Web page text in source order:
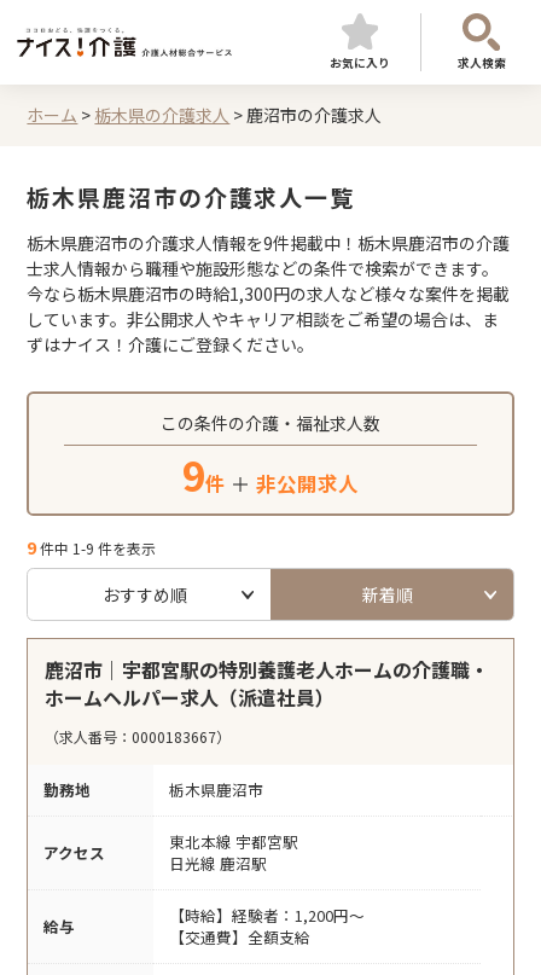
お気に入り 求人検索
ホーム > 栃木県の介護求人 >鹿沼市の介護求人
栃木県鹿沼市の介護求人一覧
栃木県鹿沼市の介護求人情報を9件掲載中！栃木県鹿沼市の介護
士求人情報から職種や施設形態などの条件で検索ができます。
今なら栃木県鹿沼市の時給1,300円の求人など様々な案件を掲載
しています。非公開求人やキャリア相談をご希望の場合は、ま
ずはナイス！介護にご登録ください。
この条件の介護・福祉求人数
9件 ＋ 非公開求人
9件中 1-9 件を表示
おすすめ順 新着順
鹿沼市｜宇都宮駅の特別養護老人ホームの介護職・
ホームヘルパー求人（派遣社員）
（求人番号：0000183667）
勤務地 栃木県鹿沼市
アクセス
東北本線 宇都宮駅
日光線 鹿沼駅
給与
【時給】経験者：1,200円～
【交通費】全額支給